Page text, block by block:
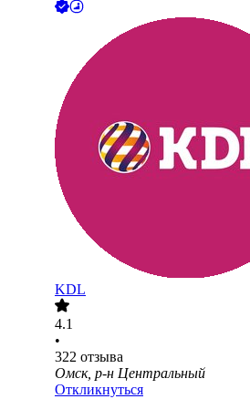
KDL
4.1
•
322 отзыва
Омск, р-н Центральный
Откликнуться